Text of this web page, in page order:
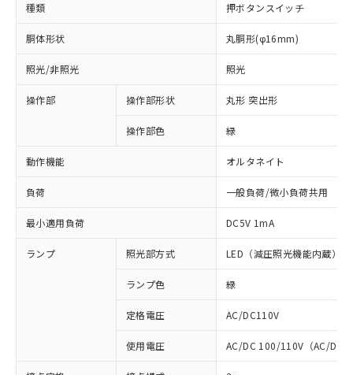
種類 押ボタンスイッチ
胴体形状 丸胴形(φ16mm)
照光/非照光 照光
操作部 操作部形状 丸形 突出形
操作部色 緑
動作機能 オルタネイト
負荷 一般負荷/微小負荷共用
最小適用負荷 DC5V 1mA
ランプ 照光部方式 LED（減圧照光機能内蔵）
ランプ色 緑
定格電圧 AC/DC110V
使用電圧 AC/DC 100/110V（AC/DC